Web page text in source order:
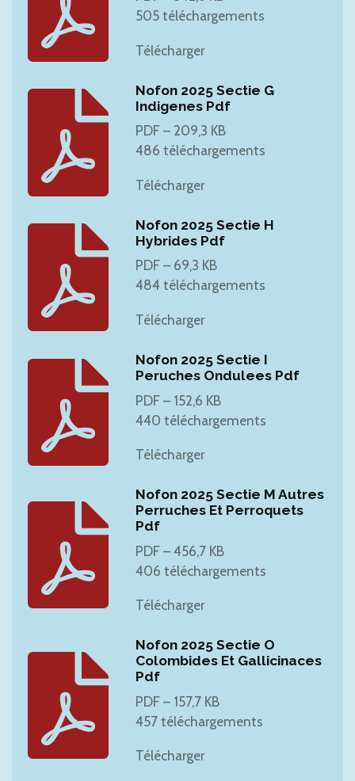
505 téléchargements
Télécharger
Nofon 2025 Sectie G
Indigenes Pdf
PDF – 209,3 KB
486 téléchargements
Télécharger
Nofon 2025 Sectie H
Hybrides Pdf
PDF – 69,3 KB
484 téléchargements
Télécharger
Nofon 2025 Sectie I
Peruches Ondulees Pdf
PDF – 152,6 KB
440 téléchargements
Télécharger
Nofon 2025 Sectie M Autres
Perruches Et Perroquets
Pdf
PDF – 456,7 KB
406 téléchargements
Télécharger
Nofon 2025 Sectie O
Colombides Et Gallicinaces
Pdf
PDF – 157,7 KB
457 téléchargements
Télécharger